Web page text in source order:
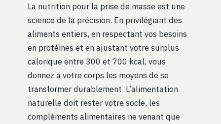
La nutrition pour la prise de masse est une
science de la précision. En privilégiant des
aliments entiers, en respectant vos besoins
en protéines et en ajustant votre surplus
calorique entre 300 et 700 kcal, vous
donnez à votre corps les moyens de se
transformer durablement. L’alimentation
naturelle doit rester votre socle, les
compléments alimentaires ne venant que